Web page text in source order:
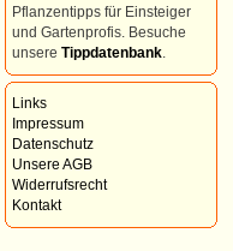
Pflanzentipps für Einsteiger
und Gartenprofis. Besuche
unsere Tippdatenbank
Links
Impressum
Datenschutz
Unsere AGB
Widerrufsrecht
Kontakt